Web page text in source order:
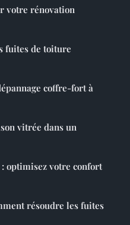
votre rénovation
fuites de toiture
coffre-fort à
vitrée dans un
optimisez votre confort
résoudre les fuites